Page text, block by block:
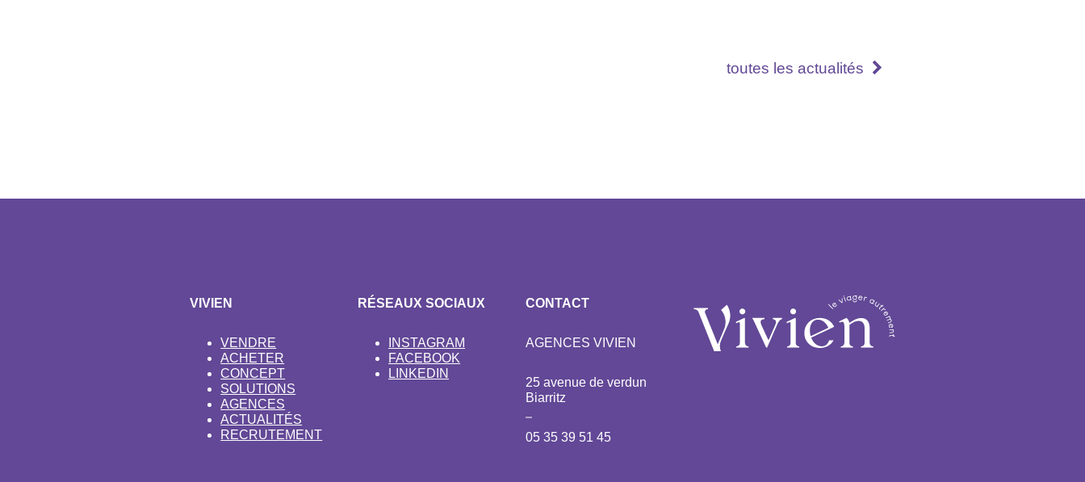
toutes les actualités
VIVIEN
VENDRE
ACHETER
CONCEPT
SOLUTIONS
AGENCES
ACTUALITÉS
RECRUTEMENT
RÉSEAUX SOCIAUX
INSTAGRAM
FACEBOOK
LINKEDIN
CONTACT
AGENCES VIVIEN
25 avenue de verdun
Biarritz
05 35 39 51 45